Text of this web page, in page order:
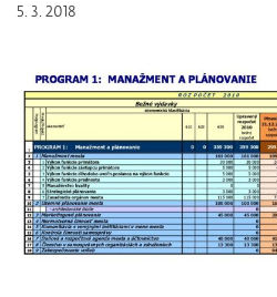
5. 3. 2018